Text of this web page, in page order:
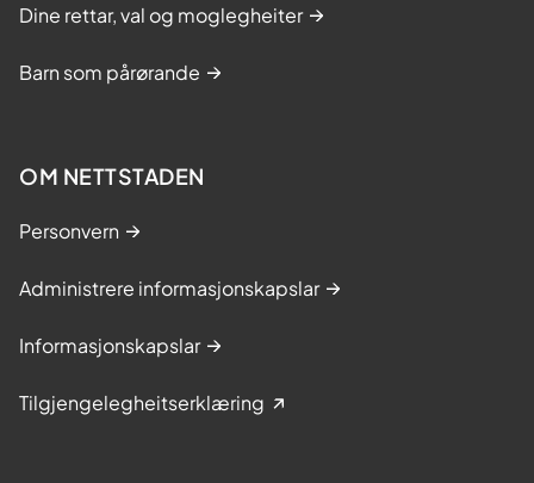
Dine rettar, val og moglegheiter
Barn som pårørande
OM NETTSTADEN
Personvern
Administrere informasjonskapslar
Informasjonskapslar
Tilgjengelegheitserklæring